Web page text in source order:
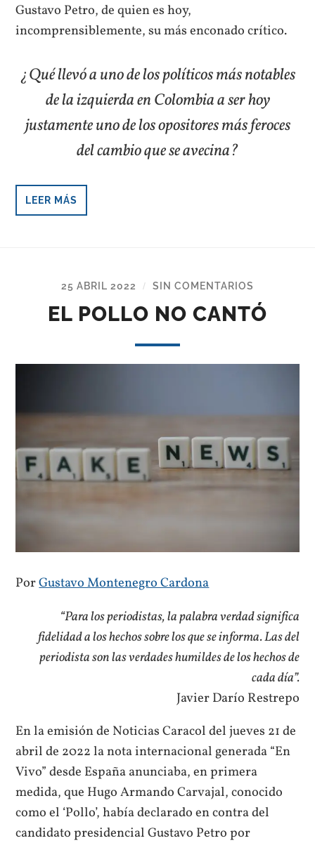
Gustavo Petro, de quien es hoy,
incomprensiblemente, su más enconado crítico.
¿Qué llevó a uno de los políticos más notables
de la izquierda en Colombia a ser hoy
justamente uno de los opositores más feroces
del cambio que se avecina?
LEER MÁS
25 ABRIL 2022 / SIN COMENTARIOS
EL POLLO NO CANTÓ
PorGustavo Montenegro Cardona
“Para los periodistas, la palabra verdad significa
fidelidad a los hechos sobre los que se informa. Las del
periodista son las verdades humildes de los hechos de
cada día”.
Javier Darío Restrepo
En la emisión de Noticias Caracol del jueves 21 de
abril de 2022 la nota internacional generada “En
Vivo” desde España anunciaba, en primera
medida, que Hugo Armando Carvajal, conocido
como el ‘Pollo’, había declarado en contra del
candidato presidencial Gustavo Petro por